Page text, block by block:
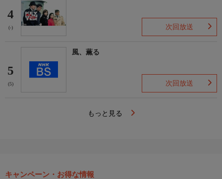
4
(-) 次回放送
5
(5)
風、薫る
次回放送
もっと見る
キャンペーン・お得な情報